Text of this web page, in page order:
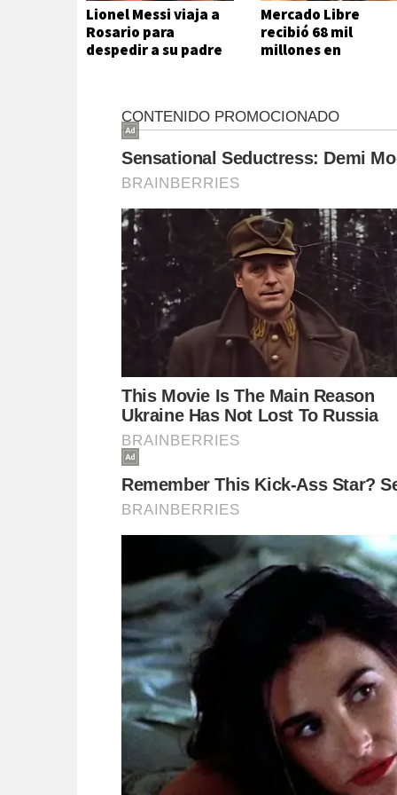
Lionel Messi viaja a
Rosario para
despedir a su padre
Mercado Libre
recibió 68 mil
millones en